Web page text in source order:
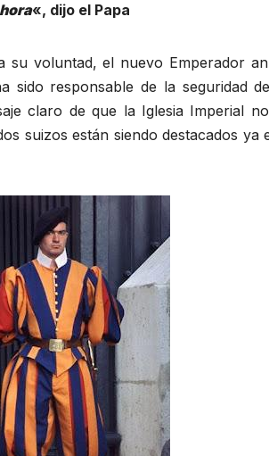
«, dijo el Papa
voluntad, el nuevo Emperador
responsable de la seguridad
claro de que la Iglesia Imperial
suizos están siendo destacados